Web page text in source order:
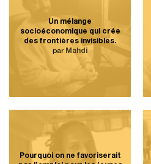
Un mélange
socioéconomique qui crée
des frontières invisibles.
par Mahdi
Pourquoi on ne favoriserait